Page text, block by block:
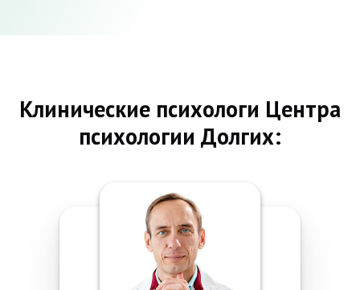
Клинические психологи Центра
психологии Долгих: